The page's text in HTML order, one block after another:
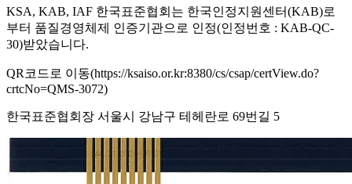
KSA, KAB, IAF 한국표준협회는 한국인정지원센터(KAB)로
부터 품질경영체제 인증기관으로 인정(인정번호 : KAB-QC-
30)받았습니다.
QR코드로 이동(https://ksaiso.or.kr:8380/cs/csap/certView.do?
crtcNo=QMS-3072)
한국표준협회장 서울시 강남구 테헤란로 69번길 5